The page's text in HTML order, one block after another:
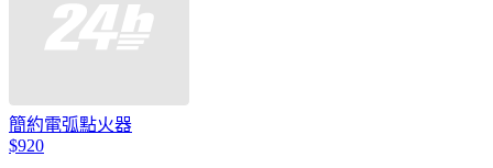
簡約電弧點火器
$920